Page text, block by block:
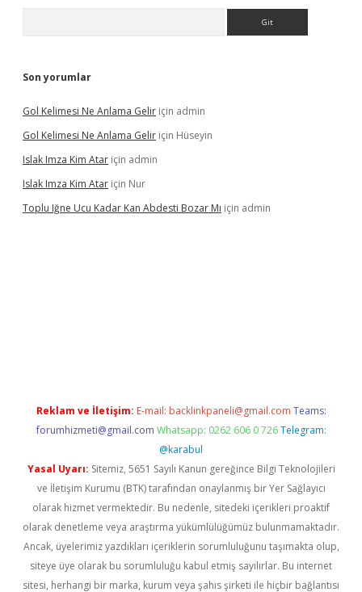
Son yorumlar
Gol Kelimesi Ne Anlama Gelir için admin
Gol Kelimesi Ne Anlama Gelir için Hüseyin
Islak Imza Kim Atar için admin
Islak Imza Kim Atar için Nur
Toplu Iğne Ucu Kadar Kan Abdesti Bozar Mı için admin
Reklam ve İletişim: E-mail: backlinkpaneli@gmail.com Teams:
forumhizmeti@gmail.com Whatsapp: 0262 606 0 726 Telegram:
@karabul
Yasal Uyarı: Sitemiz, 5651 Sayılı Kanun gereğince Bilgi Teknolojileri
ve İletişim Kurumu (BTK) tarafından onaylanmış bir Yer Sağlayıcı
olarak hizmet vermektedir. Bu nedenle, sitedeki içerikleri proaktif
olarak denetleme veya araştırma yükümlülüğümüz bulunmamaktadır.
Ancak, üyelerimiz yazdıkları içeriklerin sorumluluğunu taşımakta olup,
siteye üye olarak bu sorumluluğu kabul etmiş sayılırlar. Bu internet
sitesi, herhangi bir marka, kurum veya şahıs şirketi ile hiçbir bağlantısı